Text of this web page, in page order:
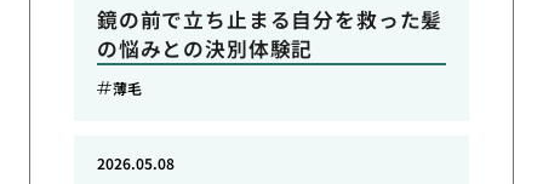
鏡の前で立ち止まる自分を救った髪
の悩みとの決別体験記
薄毛
2026.05.08